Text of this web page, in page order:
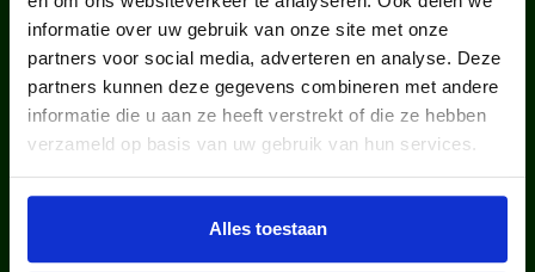
informatie over uw gebruik van onze site met onze
partners voor social media, adverteren en analyse. Deze
partners kunnen deze gegevens combineren met andere
informatie die u aan ze heeft verstrekt of die ze hebben
verzameld op basis van uw gebruik van hun services.
Alles toestaan
kinderen en jongeren werden in
2025 via ons lid van een club.